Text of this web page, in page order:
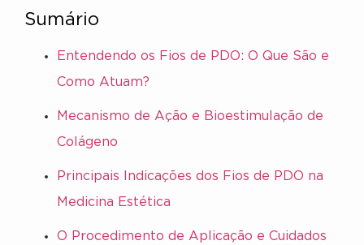
Sumário
Entendendo os Fios de PDO: O Que São e
Como Atuam?
Mecanismo de Ação e Bioestimulação de
Colágeno
Principais Indicações dos Fios de PDO na
Medicina Estética
O Procedimento de Aplicação e Cuidados